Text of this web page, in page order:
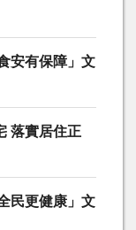
安有保障」文
落實居住正
民更健康」文